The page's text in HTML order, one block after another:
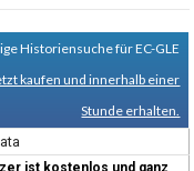
Historiensuche für EC-GLE
kaufen und innerhalb einer
Stunde erhalten.
ist kostenlos und ganz